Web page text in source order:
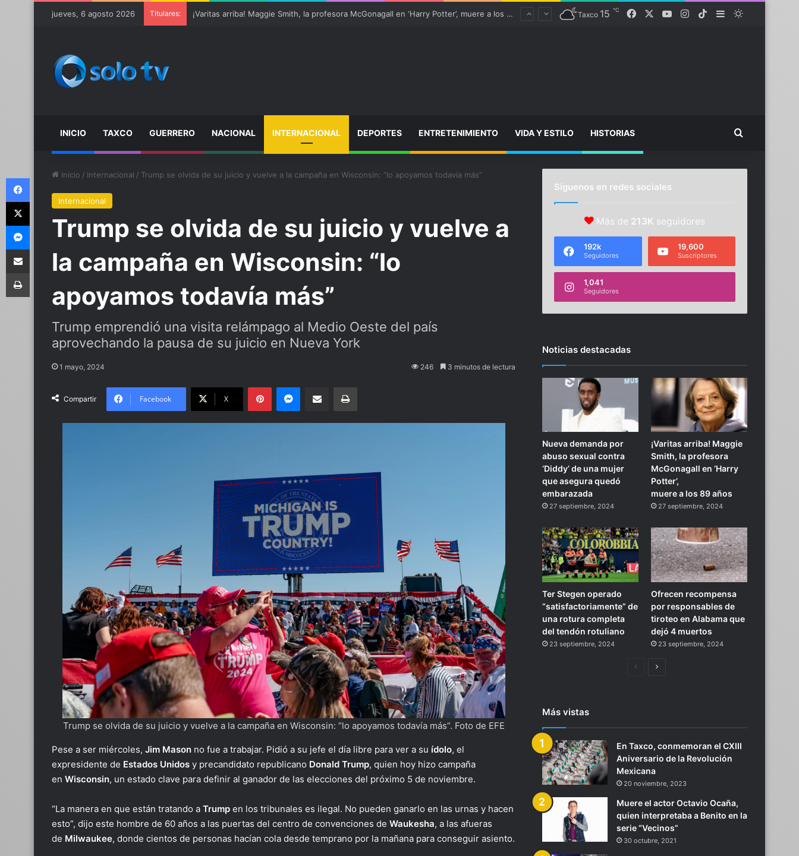
jueves, 6 agosto 2026 Titulares: Ter Stegen operado “satisfactoriamente” de una rotura completa del tendón rotuliano Taxco 15 ℃ FacebookYouTubeInstagram
TikTokSidebarSwitch skin
INICIO TAXCO GUERRERO NACIONAL INTERNACIONAL DEPORTES ENTRETENIMIENTO VIDA Y ESTILO HISTORIAS Buscar...
Inicio / Internacional / Trump se olvida de su juicio y vuelve a la campaña en Wisconsin: “lo apoyamos todavía más”
Internacional
Trump se olvida de su juicio y vuelve a
la campaña en Wisconsin: “lo
apoyamos todavía más”
Trump emprendió una visita relámpago al Medio Oeste del país
aprovechando la pausa de su juicio en Nueva York
1 mayo, 2024 246 3 minutos de lectura
Compartir Facebook X
PinterestMessenger
Compartir por email Imprimir
Trump se olvida de su juicio y vuelve a la campaña en Wisconsin: “lo apoyamos todavía más”. Foto de EFE
Pese a ser miércoles, Jim Mason no fue a trabajar. Pidió a su jefe el día libre para ver a su ídolo, el
expresidente de Estados Unidos y precandidato republicano Donald Trump, quien hoy hizo campaña
en Wisconsin, un estado clave para definir al ganador de las elecciones del próximo 5 de noviembre.
“La manera en que están tratando a Trump en los tribunales es ilegal. No pueden ganarlo en las urnas y hacen
esto”, dijo este hombre de 60 años a las puertas del centro de convenciones de Waukesha, a las afueras
de Milwaukee, donde cientos de personas hacían cola desde temprano por la mañana para conseguir asiento.
Síguenos en redes sociales
Más de 213K seguidores
192k
Seguidores
19,600
Suscriptores
1,041
Seguidores
Noticias destacadas
Nueva demanda por
abuso sexual contra
‘Diddy’ de una mujer
que asegura quedó
embarazada
27 septiembre, 2024
¡Varitas arriba! Maggie
Smith, la profesora
McGonagall en ‘Harry
Potter’,
muere a los 89 años
27 septiembre, 2024
Ter Stegen operado
“satisfactoriamente” de
una rotura completa
del tendón rotuliano
23 septiembre, 2024
Ofrecen recompensa
por responsables de
tiroteo en Alabama que
dejó 4 muertos
23 septiembre, 2024
PáginaSiguiente
Más vistas
En Taxco, conmemoran el CXIII
Aniversario de la Revolución
Mexicana
20 noviembre, 2023
Muere el actor Octavio Ocaña,
quien interpretaba a Benito en la
serie “Vecinos”
30 octubre, 2021
Facebook
X
Messenger
Compartir por email
Imprimir